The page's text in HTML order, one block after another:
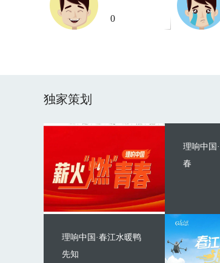
0
独家策划
理响中国
春
理响中国·春江水暖鸭
先知